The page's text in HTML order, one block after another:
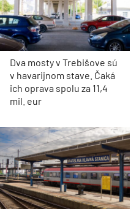
Dva mosty v Trebišove sú
v havarijnom stave. Čaká
ich oprava spolu za 11,4
mil. eur